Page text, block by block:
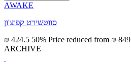
AWAKE
סווטשירט קפוצ'ון
₪ 424.5 50% Price reduced from₪ 849
ARCHIVE